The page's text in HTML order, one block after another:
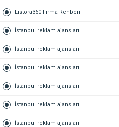
Listora360 Firma Rehberi
İstanbul reklam ajansları
İstanbul reklam ajansları
İstanbul reklam ajansları
İstanbul reklam ajansları
İstanbul reklam ajansları
İstanbul reklam ajansları